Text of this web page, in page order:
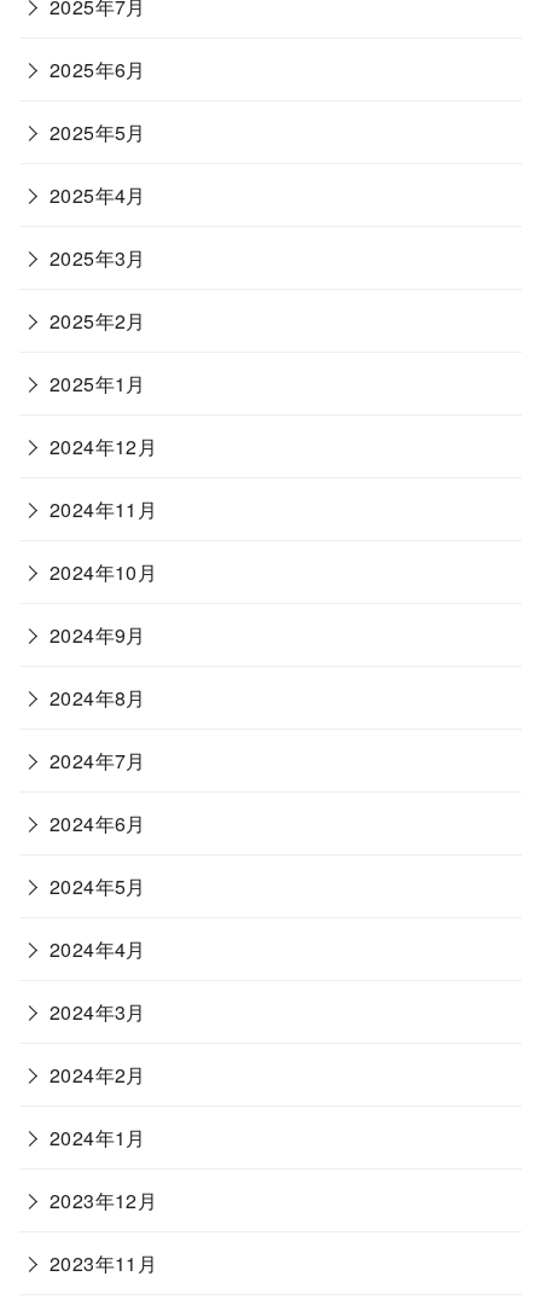
2025年7月
2025年6月
2025年5月
2025年4月
2025年3月
2025年2月
2025年1月
2024年12月
2024年11月
2024年10月
2024年9月
2024年8月
2024年7月
2024年6月
2024年5月
2024年4月
2024年3月
2024年2月
2024年1月
2023年12月
2023年11月